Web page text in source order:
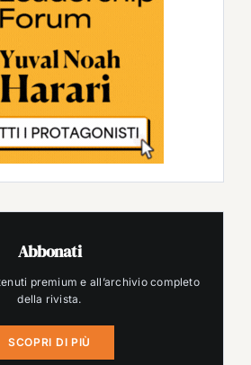
Abbonati
premium e all’archivio completo
della rivista.
SCOPRI DI PIÙ